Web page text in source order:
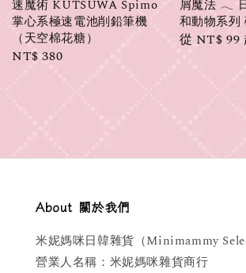
速魔術 KUTSUWA Spimo
掌心系極速電池削鉛筆機
（天空棉花糖）
Regular
NT$ 380
屑魔法 𓂃
和動物系列
Regular
從 NT$ 99
About 關於我們
米妮媽咪日韓雜貨（Minimammy
營業人名稱：米妮媽咪雜貨商行